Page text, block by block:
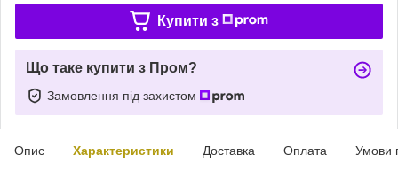
Купити з
Що таке купити з Пром?
Замовлення під захистом
Опис Характеристики Доставка Оплата Умови